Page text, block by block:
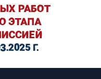
РАБОТ
ЭТАПА
Г.